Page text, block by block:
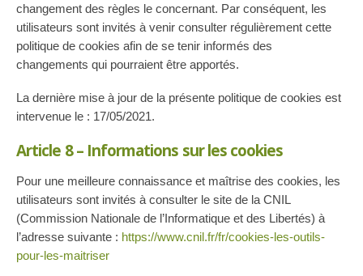
changement des règles le concernant. Par conséquent, les
utilisateurs sont invités à venir consulter régulièrement cette
politique de cookies afin de se tenir informés des
changements qui pourraient être apportés.
La dernière mise à jour de la présente politique de cookies est
intervenue le : 17/05/2021.
Article 8 – Informations sur les cookies
Pour une meilleure connaissance et maîtrise des cookies, les
utilisateurs sont invités à consulter le site de la CNIL
(Commission Nationale de l’Informatique et des Libertés) à
l’adresse suivante : https://www.cnil.fr/fr/cookies-les-outils-
pour-les-maitriser